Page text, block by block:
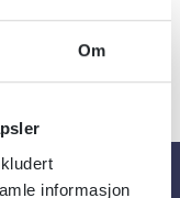
Om
informasjon